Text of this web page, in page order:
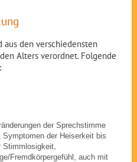
den verschiedensten
Alters verordnet. Folgende
der Sprechstimme
Symptomen der Heiserkeit bis
Stimmlosigkeit,
Fremdkörpergefühl, auch mit